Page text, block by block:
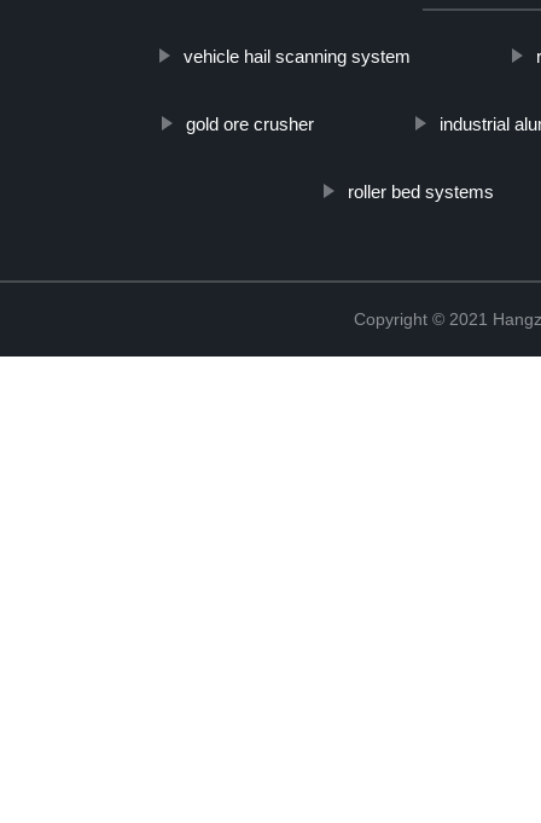
vehicle hail scanning system
gold ore crusher industrial
roller bed systems
Copyright © 2021